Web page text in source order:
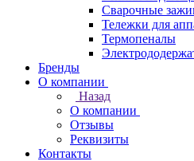
Сварочные
Тележки для
Термопеналы
Бренды
О компании
Назад
О компании
Отзывы
Реквизиты
Контакты